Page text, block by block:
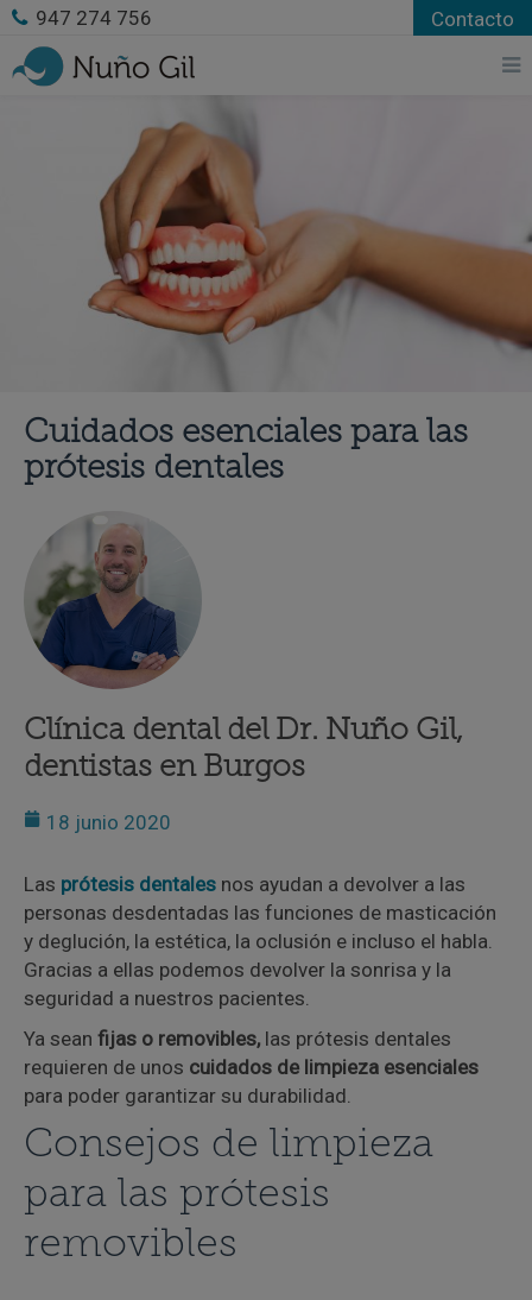
Cuidados esenciales para las
prótesis dentales
Clínica dental del Dr. Nuño Gil,
dentistas en Burgos
18 junio 2020
Las prótesis dentales nos ayudan a devolver a las
personas desdentadas las funciones de masticación
y deglución, la estética, la oclusión e incluso el habla.
Gracias a ellas podemos devolver la sonrisa y la
seguridad a nuestros pacientes.
Ya sean fijas o removibles, las prótesis dentales
requieren de unos cuidados de limpieza esenciales
para poder garantizar su durabilidad.
Consejos de limpieza
para las prótesis
removibles
947 274 756 Contacto